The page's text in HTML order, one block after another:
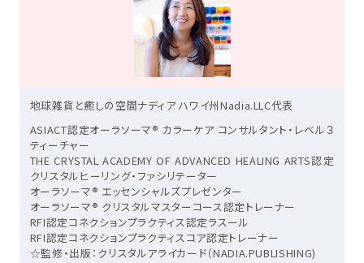
地球雑貨と癒しの空間ナディア ハワイ州Nadia.LLC代表
ASIACT認定オーラソーマ® カラーケア コンサルタント・レベル３
ティーチャー
THE CRYSTAL ACADEMY OF ADVANCED HEALING ARTS認定
クリスタルヒーリング・ファシリテーター
オーラソーマ® エッセンシャルズプレゼンター
オーラソーマ® クリスタルマスターコース認定トレーナー
RFI認定コネクションプラクティス認定ラスール
RFI認定コネクションプラクティスコア認定トレーナー
☆監修・出版：クリスタルアライカード（NADIA.PUBLISHING)